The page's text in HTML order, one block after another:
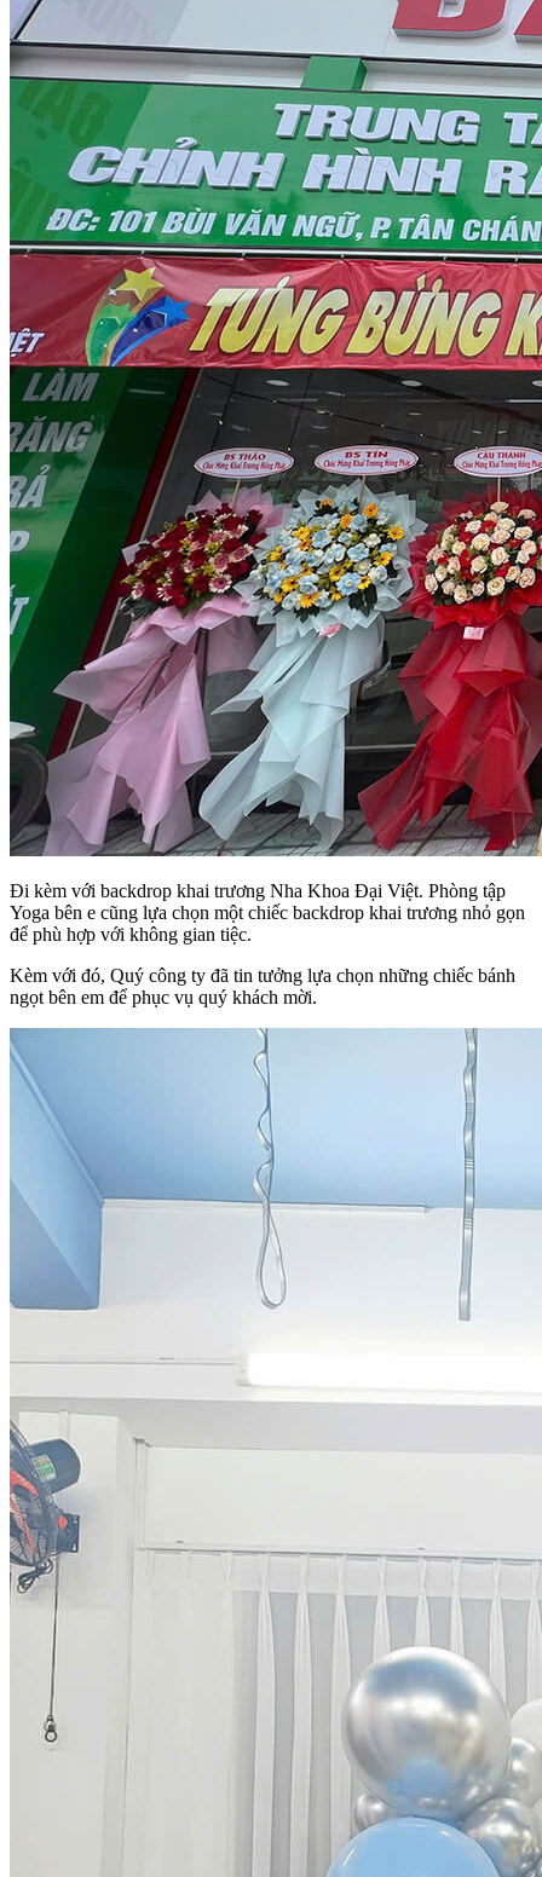
Đi kèm với backdrop khai trương Nha Khoa Đại Việt. Phòng tập
Yoga bên e cũng lựa chọn một chiếc backdrop khai trương nhỏ gọn
để phù hợp với không gian tiệc.
Kèm với đó, Quý công ty đã tin tưởng lựa chọn những chiếc bánh
ngọt bên em để phục vụ quý khách mời.